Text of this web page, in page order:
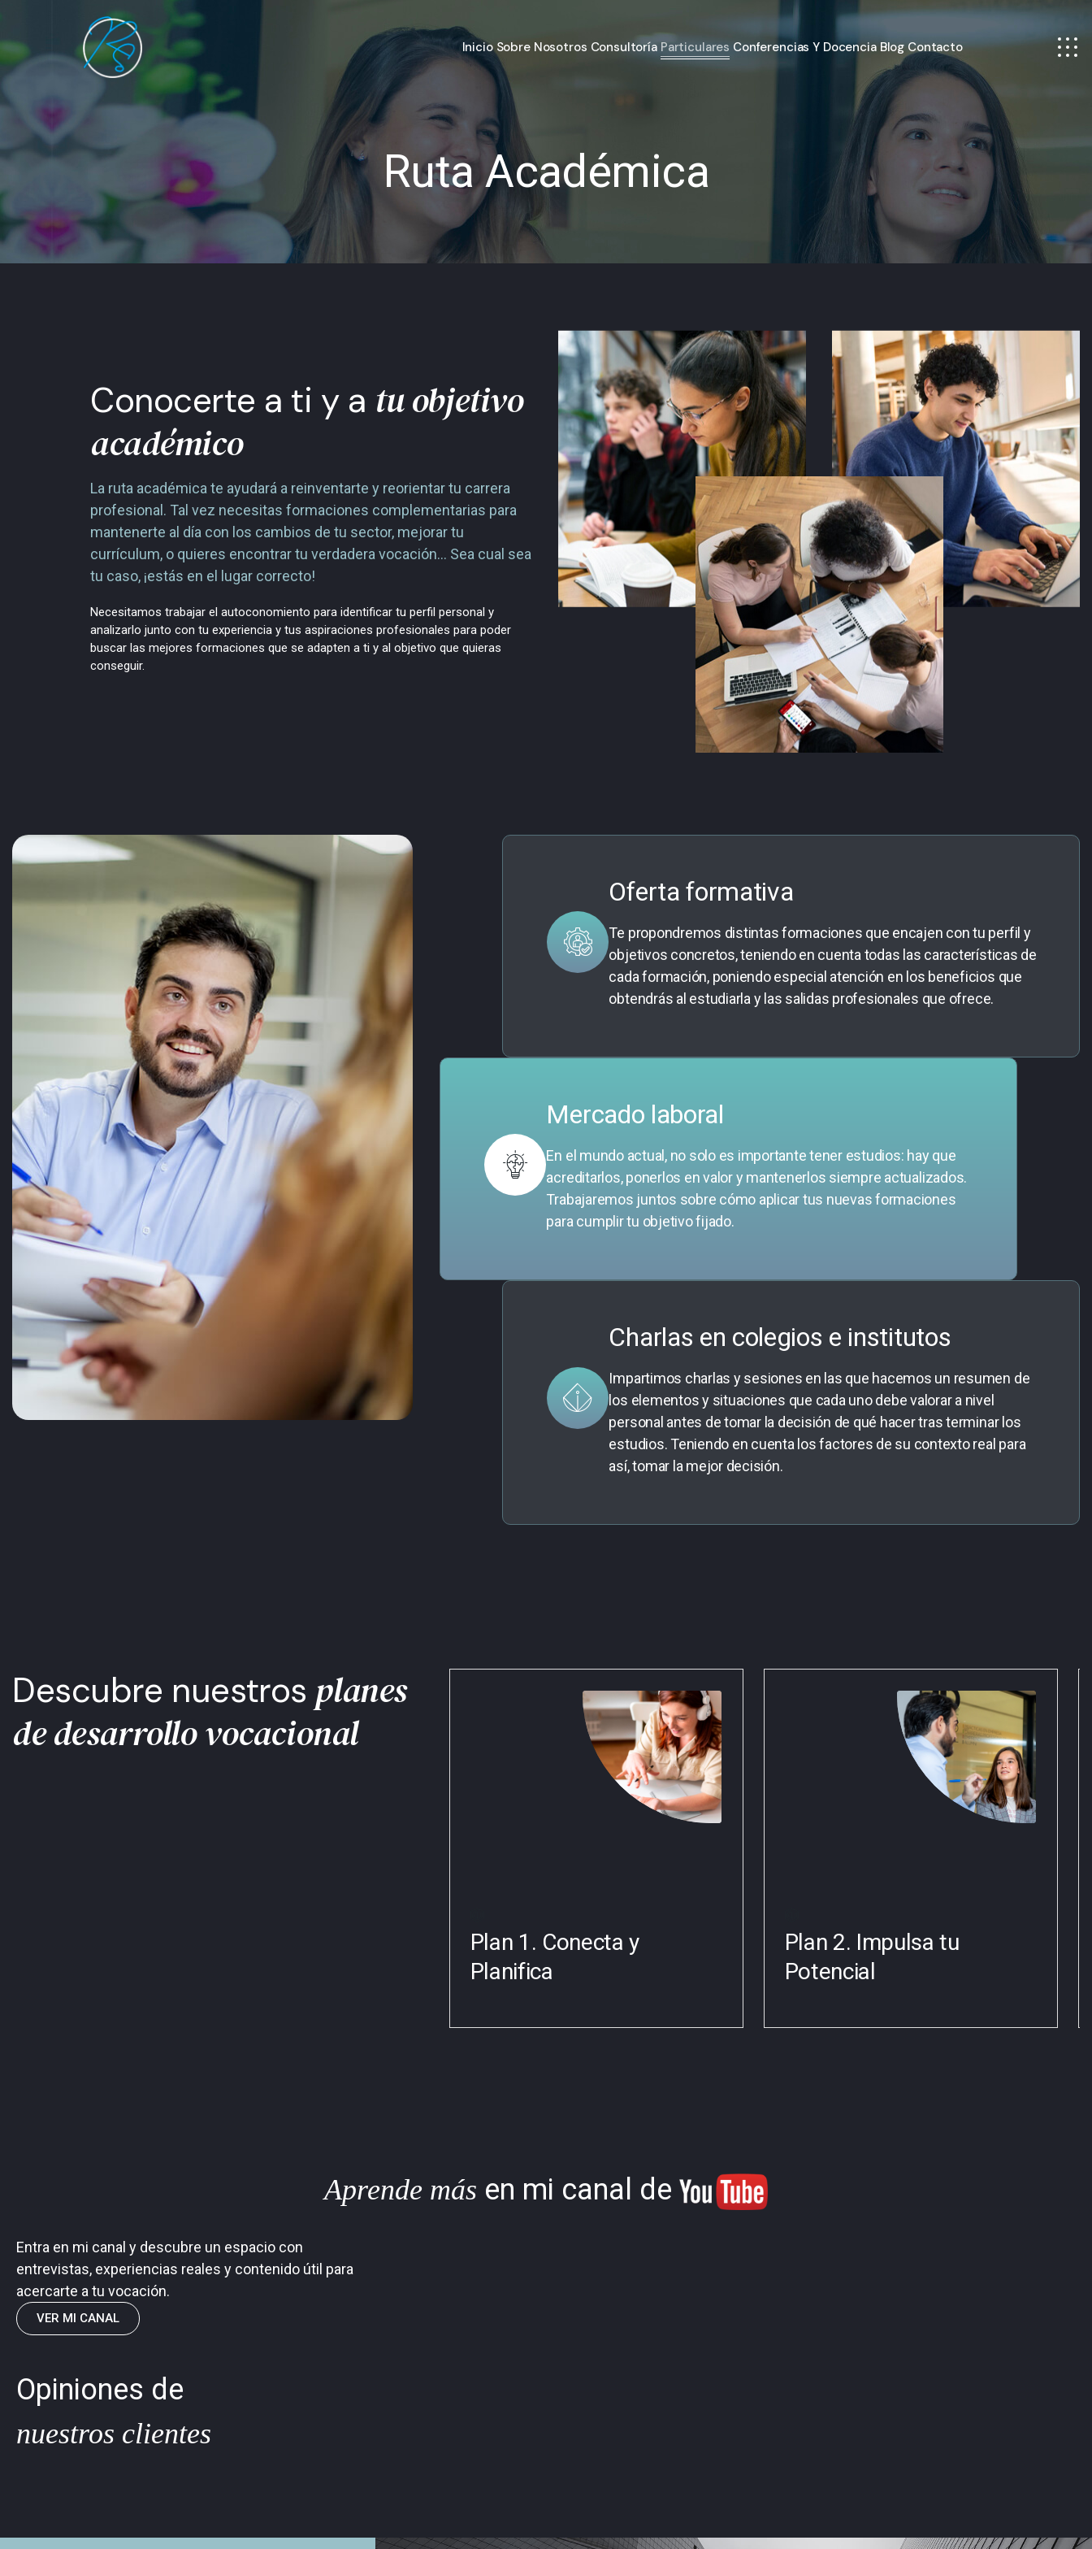
Inicio Sobre Nosotros Consultoría Particulares Conferencias Y Docencia Blog Contacto
Ruta Académica
Conocerte a ti y a tu objetivo
académico
La ruta académica te ayudará a reinventarte y reorientar tu carrera
profesional. Tal vez necesitas formaciones complementarias para
mantenerte al día con los cambios de tu sector, mejorar tu
currículum, o quieres encontrar tu verdadera vocación… Sea cual sea
tu caso, ¡estás en el lugar correcto!
Necesitamos trabajar el autoconomiento para identificar tu perfil personal y
analizarlo junto con tu experiencia y tus aspiraciones profesionales para poder
buscar las mejores formaciones que se adapten a ti y al objetivo que quieras
conseguir.
Oferta formativa
Te propondremos distintas formaciones que encajen con tu perfil y
objetivos concretos, teniendo en cuenta todas las características de
cada formación, poniendo especial atención en los beneficios que
obtendrás al estudiarla y las salidas profesionales que ofrece.
Mercado laboral
En el mundo actual, no solo es importante tener estudios: hay que
acreditarlos, ponerlos en valor y mantenerlos siempre actualizados.
Trabajaremos juntos sobre cómo aplicar tus nuevas formaciones
para cumplir tu objetivo fijado.
Charlas en colegios e institutos
Impartimos charlas y sesiones en las que hacemos un resumen de
los elementos y situaciones que cada uno debe valorar a nivel
personal antes de tomar la decisión de qué hacer tras terminar los
estudios. Teniendo en cuenta los factores de su contexto real para
así, tomar la mejor decisión.
Descubre nuestros planes
de desarrollo vocacional
Plan 1. Conecta y
Planifica
Plan 2. Impulsa tu
Potencial
Aprende más en mi canal de
Entra en mi canal y descubre un espacio con
entrevistas, experiencias reales y contenido útil para
acercarte a tu vocación.
VER MI CANAL
Opiniones de
nuestros clientes